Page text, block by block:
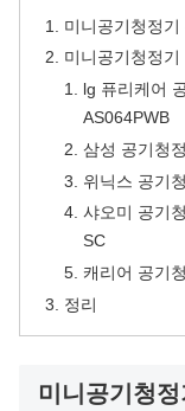
미니공기청정
미니공기청정
lg 퓨리케어
AS064PWB
삼성 공기청
위닉스 공기
샤오미 공기
SC
캐리어 공기
정리
미니공기청